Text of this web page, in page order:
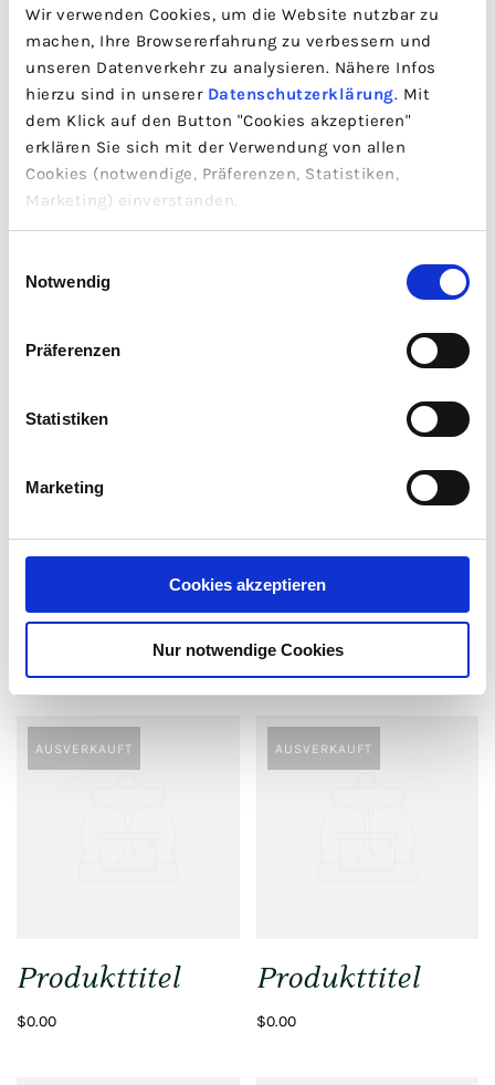
Wir verwenden Cookies, um die Website nutzbar zu
machen, Ihre Browsererfahrung zu verbessern und
unseren Datenverkehr zu analysieren. Nähere Infos
hierzu sind in unserer Datenschutzerklärung. Mit
dem Klick auf den Button "Cookies akzeptieren"
erklären Sie sich mit der Verwendung von allen
Cookies (notwendige, Präferenzen, Statistiken,
Marketing) einverstanden.
Notwendig
Präferenzen
Statistiken
Marketing
Cookies akzeptieren
Nur notwendige Cookies
$0.00 $0.00
Kollektionsliste
Muster + Beratung
Produkttitel Produkttitel
$0.00
AUSVERKAUFT
Produkttitel
$0.00
AUSVERKAUFT
Produkttitel
$0.00